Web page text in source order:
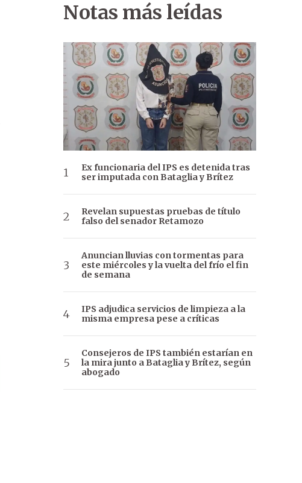
Notas más leídas
Ex funcionaria del IPS es detenida tras
ser imputada con Bataglia y Brítez
Revelan supuestas pruebas de título
falso del senador Retamozo
Anuncian lluvias con tormentas para
este miércoles y la vuelta del frío el fin
de semana
IPS adjudica servicios de limpieza a la
misma empresa pese a críticas
Consejeros de IPS también estarían en
la mira junto a Bataglia y Brítez, según
abogado